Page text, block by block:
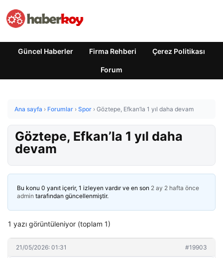
Güncel Haberler Firma Rehberi Çerez Politikası
Forum
Ana sayfa › Forumlar › Spor › Göztepe, Efkan’la 1 yıl daha devam
Göztepe, Efkan’la 1 yıl daha
devam
Bu konu 0 yanıt içerir, 1 izleyen vardır ve en son 2 ay 2 hafta önce
admin tarafından güncellenmiştir.
1 yazı görüntüleniyor (toplam 1)
21/05/2026: 01:31 #19903